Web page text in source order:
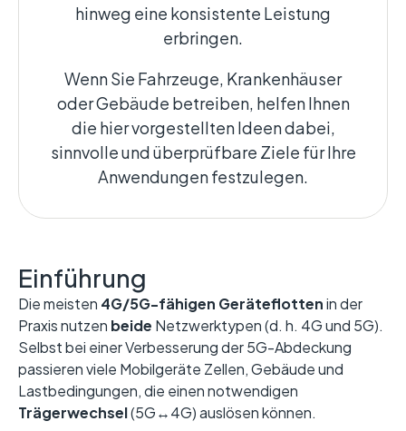
hinweg eine konsistente Leistung
erbringen.
Wenn Sie Fahrzeuge, Krankenhäuser
oder Gebäude betreiben, helfen Ihnen
die hier vorgestellten Ideen dabei,
sinnvolle und überprüfbare Ziele für Ihre
Anwendungen festzulegen.
Einführung
Die meisten 4G/5G-fähigen Geräteflottenin der
Praxis nutzen beide Netzwerktypen (d. h. 4G und 5G).
Selbst bei einer Verbesserung der 5G-Abdeckung
passieren viele Mobilgeräte Zellen, Gebäude und
Lastbedingungen, die einen notwendigen
Trägerwechsel(5G↔4G) auslösen können.